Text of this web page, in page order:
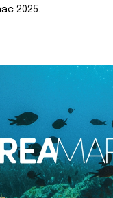
2025.